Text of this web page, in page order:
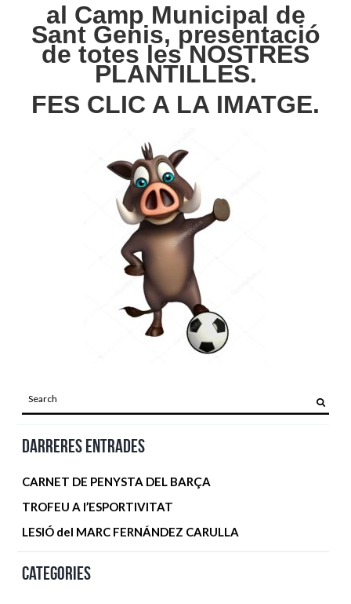
al Camp Municipal de
Sant Genis, presentació
de totes les NOSTRES
PLANTILLES.
FES CLIC A LA IMATGE.
Darreres entrades
CARNET DE PENYSTA DEL BARÇA
TROFEU A l’ESPORTIVITAT
LESIÓ del MARC FERNÁNDEZ CARULLA
Categories